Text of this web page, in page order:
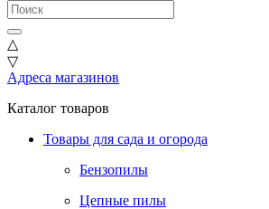
△
▽
Адреса магазинов
Каталог товаров
Товары для сада и огорода
Бензопилы
Цепные пилы